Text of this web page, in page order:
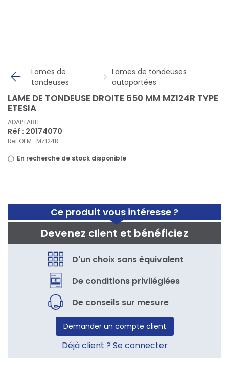
Lames de
tondeuses
Lames de tondeuses
autoportées
Ce produit vous intéresse ?
Devenez client et bénéficiez
D'un choix sans équivalent
De conditions privilégiées
De conseils sur mesure
Demander un compte client
Déjà client ? Se connecter
LAME DE TONDEUSE DROITE 650 MM MZ124R TYPE
ETESIA
ADAPTABLE
Réf : 20174070
Réf OEM : MZ124R
En recherche de stock disponible